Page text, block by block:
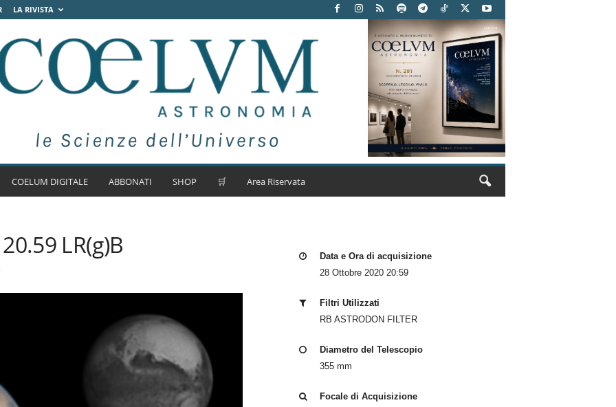
LA RIVISTA
COELUM DIGITALE ABBONATI SHOP 🛒 Area Riservata
LR(g)B
Data e Ora di acquisizione
28 Ottobre 2020 20:59
Filtri Utilizzati
RB ASTRODON FILTER
Diametro del Telescopio
355 mm
Focale di Acquisizione